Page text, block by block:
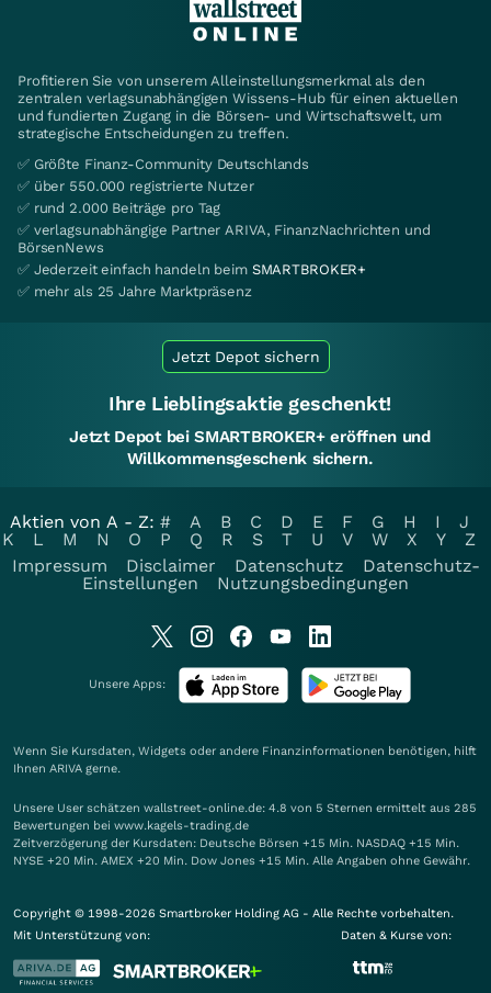
Profitieren Sie von unserem Alleinstellungsmerkmal als den
zentralen verlagsunabhängigen Wissens-Hub für einen aktuellen
und fundierten Zugang in die Börsen- und Wirtschaftswelt, um
strategische Entscheidungen zu treffen.
✅ Größte Finanz-Community Deutschlands
✅ über 550.000 registrierte Nutzer
✅ rund 2.000 Beiträge pro Tag
✅ verlagsunabhängige Partner ARIVA, FinanzNachrichten und
BörsenNews
✅ Jederzeit einfach handeln beim SMARTBROKER+
✅ mehr als 25 Jahre Marktpräsenz
Jetzt Depot sichern
Ihre Lieblingsaktie geschenkt!
Jetzt Depot bei SMARTBROKER+ eröffnen und
Willkommensgeschenk sichern.
Aktien von A - Z: # A B C D E F G H I
J
K
L M N O P Q R S T U V W X Y
Z
Impressum
Disclaimer Datenschutz
Datenschutz-
Einstellungen
Nutzungsbedingungen
Unsere Apps:
Wenn Sie Kursdaten, Widgets oder andere Finanzinformationen benötigen, hilft
Ihnen ARIVA gerne.
Unsere User schätzen wallstreet-online.de: 4.8 von 5 Sternen ermittelt aus 285
Bewertungen bei www.kagels-trading.de
Zeitverzögerung der Kursdaten: Deutsche Börsen +15 Min. NASDAQ +15 Min.
NYSE +20 Min. AMEX +20 Min. Dow Jones +15 Min. Alle Angaben ohne Gewähr.
Copyright © 1998-2026 Smartbroker Holding AG - Alle Rechte vorbehalten.
Mit Unterstützung von:
Daten & Kurse von: